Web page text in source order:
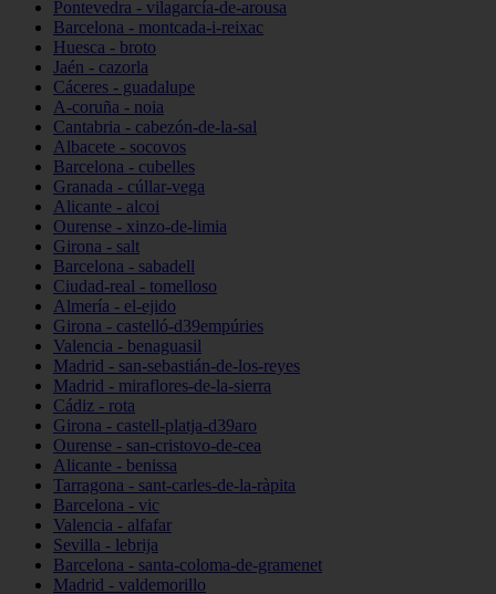
Pontevedra - vilagarcía-de-arousa
Barcelona - montcada-i-reixac
Huesca - broto
Jaén - cazorla
Cáceres - guadalupe
A-coruña - noia
Cantabria - cabezón-de-la-sal
Albacete - socovos
Barcelona - cubelles
Granada - cúllar-vega
Alicante - alcoi
Ourense - xinzo-de-limia
Girona - salt
Barcelona - sabadell
Ciudad-real - tomelloso
Almería - el-ejido
Girona - castelló-d39empúries
Valencia - benaguasil
Madrid - san-sebastián-de-los-reyes
Madrid - miraflores-de-la-sierra
Cádiz - rota
Girona - castell-platja-d39aro
Ourense - san-cristovo-de-cea
Alicante - benissa
Tarragona - sant-carles-de-la-ràpita
Barcelona - vic
Valencia - alfafar
Sevilla - lebrija
Barcelona - santa-coloma-de-gramenet
Madrid - valdemorillo